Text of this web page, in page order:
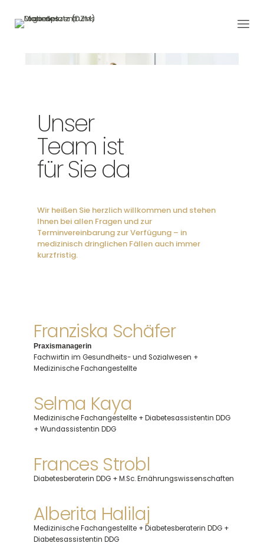
Unser
Team ist
für Sie da
Wir heißen Sie herzlich willkommen und stehen
Ihnen bei allen Fragen und zur
Terminvereinbarung zur Verfügung – in
medizinisch dringlichen Fällen auch immer
kurzfristig.
Franziska Schäfer
Praxismanagerin
Fachwirtin im Gesundheits- und Sozialwesen +
Medizinische Fachangestellte
Selma Kaya
Medizinische Fachangestellte + Diabetesassistentin DDG
+ Wundassistentin DDG
Frances Strobl
Diabetesberaterin DDG + M.Sc. Ernährungswissenschaften
Alberita Halilaj
Medizinische Fachangestellte + Diabetesberaterin DDG +
Diabetesassistentin DDG